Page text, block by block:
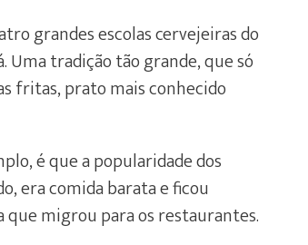
grandes escolas cervejeiras do
Uma tradição tão grande, que só
fritas, prato mais conhecido
é que a popularidade dos
era comida barata e ficou
que migrou para os restaurantes.